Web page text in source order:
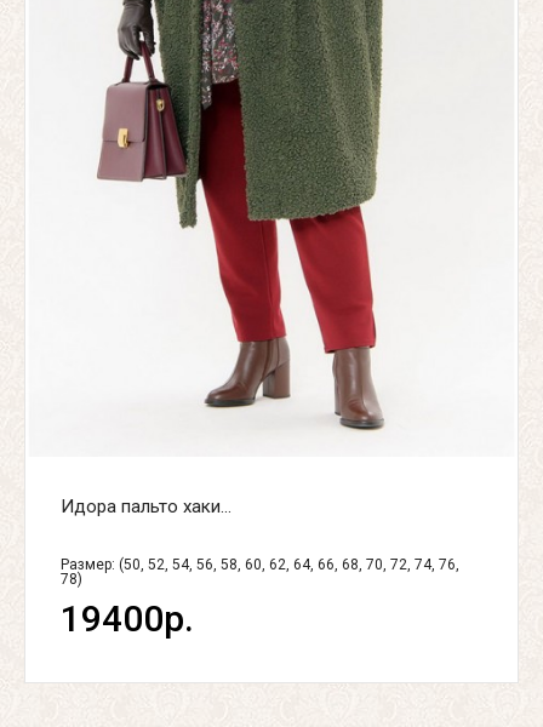
Идора пальто хаки...
Размер: (50, 52, 54, 56, 58, 60, 62, 64, 66, 68, 70, 72, 74, 76,
78)
19400р.